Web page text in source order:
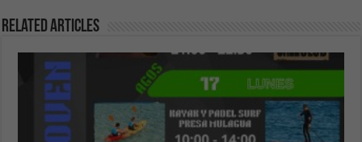
Related Articles